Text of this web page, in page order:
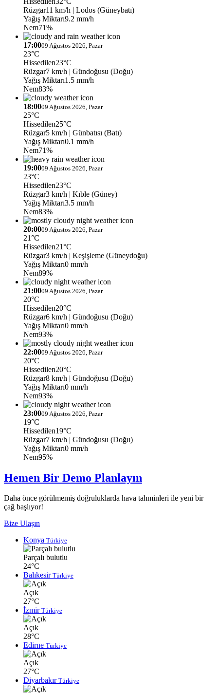
Rüzgar11 km/h | Lodos (Güneybatı)
Yağış Miktarı9.2 mm/h
Nem71%
17:0009 Ağustos 2026, Pazar
23°C
Hissedilen23°C
Rüzgar7 km/h | Gündoğusu (Doğu)
Yağış Miktarı1.5 mm/h
Nem83%
18:0009 Ağustos 2026, Pazar
25°C
Hissedilen25°C
Rüzgar5 km/h | Günbatısı (Batı)
Yağış Miktarı0.1 mm/h
Nem71%
19:0009 Ağustos 2026, Pazar
23°C
Hissedilen23°C
Rüzgar3 km/h | Kıble (Güney)
Yağış Miktarı3.5 mm/h
Nem83%
20:0009 Ağustos 2026, Pazar
21°C
Hissedilen21°C
Rüzgar3 km/h | Keşişleme (Güneydoğu)
Yağış Miktarı0 mm/h
Nem89%
21:0009 Ağustos 2026, Pazar
20°C
Hissedilen20°C
Rüzgar6 km/h | Gündoğusu (Doğu)
Yağış Miktarı0 mm/h
Nem93%
22:0009 Ağustos 2026, Pazar
20°C
Hissedilen20°C
Rüzgar8 km/h | Gündoğusu (Doğu)
Yağış Miktarı0 mm/h
Nem93%
23:0009 Ağustos 2026, Pazar
19°C
Hissedilen19°C
Rüzgar7 km/h | Gündoğusu (Doğu)
Yağış Miktarı0 mm/h
Nem95%
Hemen Bir Demo Planlayın
Daha önce görülmemiş doğruluklarda hava tahminleri ile yeni bir
çağ başlıyor!
Bize Ulaşın
Konya Türkiye
Parçalı bulutlu
24°C
Balıkesir Türkiye
Açık
27°C
İzmir Türkiye
Açık
28°C
Edirne Türkiye
Açık
27°C
Diyarbakır Türkiye